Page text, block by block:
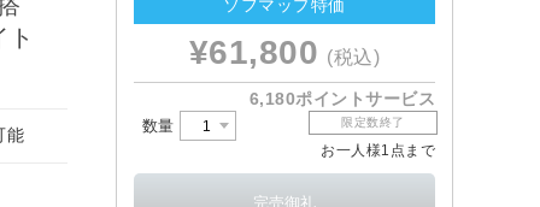
能
ソフマップ特価
¥61,800 (税込)
6,180ポイントサービス
数量 限定数終了
お一人様1点まで